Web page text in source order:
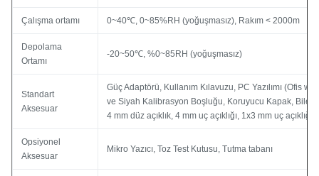
Çalışma ortamı 0~40℃, 0~85%RH (yoğuşmasız), Rakım < 2000m
Depolama
Ortamı
-20~50℃, %0~85RH (yoğuşmasız)
Standart
Aksesuar
Güç Adaptörü, Kullanım Kılavuzu, PC Yazılımı (Ofis
ve Siyah Kalibrasyon Boşluğu, Koruyucu Kapak, Bilek
4 mm düz açıklık, 4 mm uç açıklığı, 1x3 mm uç açıklığı
Opsiyonel
Aksesuar
Mikro Yazıcı, Toz Test Kutusu, Tutma tabanı